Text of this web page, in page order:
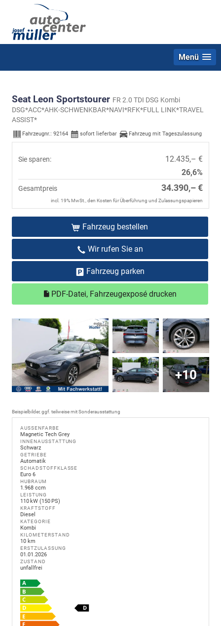
Menü
Seat Leon Sportstourer FR 2.0 TDI DSG Kombi
DSG*ACC*AHK-SCHWENKBAR*NAVI*RFK*FULL LINK*TRAVEL
ASSIST*
Fahrzeugnr.: 92164 sofort lieferbar Fahrzeug mit Tageszulassung
Sie sparen:
12.435,– €
26,6%
Gesamtpreis 34.390,– €
incl. 19% MwSt., den Kosten für Überführung und Zulassungspapieren
Fahrzeug bestellen
Wir rufen Sie an
Fahrzeug parken
PDF-Datei, Fahrzeugexposé drucken
+10
Beispielbilder, ggf. teilweise mit Sonderausstattung
AUSSENFARBE
Magnetic Tech Grey
INNENAUSSTATTUNG
Schwarz
GETRIEBE
Automatik
SCHADSTOFFKLASSE
Euro 6
HUBRAUM
1.968 ccm
LEISTUNG
110 kW (150 PS)
KRAFTSTOFF
Diesel
KATEGORIE
Kombi
KILOMETERSTAND
10 km
ERSTZULASSUNG
01.01.2026
ZUSTAND
unfallfrei